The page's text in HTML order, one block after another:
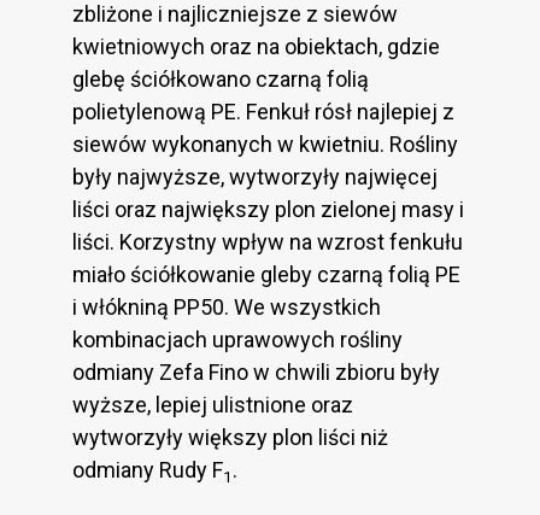
zbliżone i najliczniejsze z siewów
kwietniowych oraz na obiektach, gdzie
glebę ściółkowano czarną folią
polietylenową PE. Fenkuł rósł najlepiej z
siewów wykonanych w kwietniu. Rośliny
były najwyższe, wytworzyły najwięcej
liści oraz największy plon zielonej masy i
liści. Korzystny wpływ na wzrost fenkułu
miało ściółkowanie gleby czarną folią PE
i włókniną PP50. We wszystkich
kombinacjach uprawowych rośliny
odmiany Zefa Fino w chwili zbioru były
wyższe, lepiej ulistnione oraz
wytworzyły większy plon liści niż
odmiany Rudy F1 .